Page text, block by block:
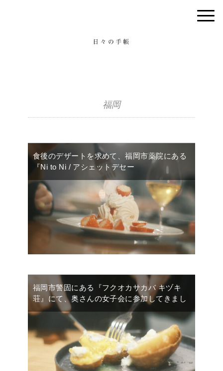
福岡
食後のデザートを求めて、福岡市薬院にある
『Ni to Ni / アシェットデセー
福岡市警固にある『フクオカサカバ キヅキ
荘』にて、奥さんの女子会に参加してきまし